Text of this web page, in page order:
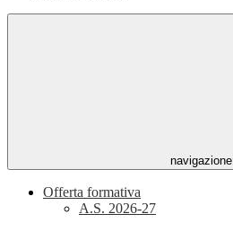
navigazione
Offerta formativa
A.S. 2026-27